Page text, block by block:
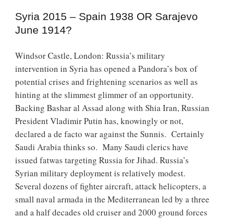
Syria 2015 – Spain 1938 OR Sarajevo
June 1914?
Windsor Castle, London: Russia’s military
intervention in Syria has opened a Pandora’s box of
potential crises and frightening scenarios as well as
hinting at the slimmest glimmer of an opportunity.
Backing Bashar al Assad along with Shia Iran, Russian
President Vladimir Putin has, knowingly or not,
declared a de facto war against the Sunnis. Certainly
Saudi Arabia thinks so. Many Saudi clerics have
issued fatwas targeting Russia for Jihad. Russia’s
Syrian military deployment is relatively modest.
Several dozens of fighter aircraft, attack helicopters, a
small naval armada in the Mediterranean led by a three
and a half decades old cruiser and 2000 ground forces